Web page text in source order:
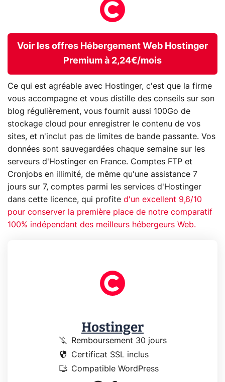
Voir les offres Hébergement Web Hostinger
Premium à 2,24€/mois
Ce qui est agréable avec Hostinger, c'est que la firme
vous accompagne et vous distille des conseils sur son
blog régulièrement, vous fournit aussi 100Go de
stockage cloud pour enregistrer le contenu de vos
sites, et n'inclut pas de limites de bande passante. Vos
données sont sauvegardées chaque semaine sur les
serveurs d'Hostinger en France. Comptes FTP et
Cronjobs en illimité, de même qu'une assistance 7
jours sur 7, comptes parmi les services d'Hostinger
dans cette licence, qui profite d'un excellent 9,6/10
pour conserver la première place de notre comparatif
100% indépendant des meilleurs hébergeurs Web.
Hostinger
money_off Remboursement 30 jours
security Certificat SSL inclus
install_desktop Compatible WordPress